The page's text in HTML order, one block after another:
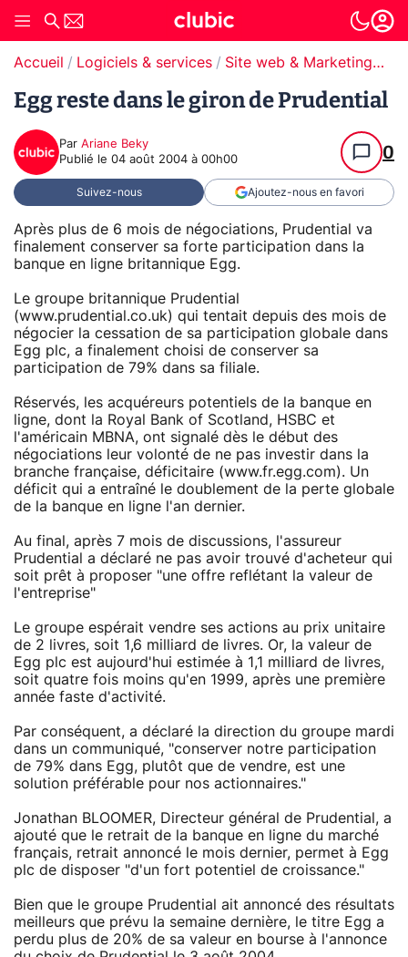
Accueil Logiciels & services Site web & Marketing Digital
Egg reste dans le giron de Prudential
Par Ariane Beky
Publié le 04 août 2004 à 00h00 0
Suivez-nous Ajoutez-nous en favori
Après plus de 6 mois de négociations, Prudential va
finalement conserver sa forte participation dans la
banque en ligne britannique Egg.
Le groupe britannique Prudential
(www.prudential.co.uk) qui tentait depuis des mois de
négocier la cessation de sa participation globale dans
Egg plc, a finalement choisi de conserver sa
participation de 79% dans sa filiale.
Réservés, les acquéreurs potentiels de la banque en
ligne, dont la Royal Bank of Scotland, HSBC et
l'américain MBNA, ont signalé dès le début des
négociations leur volonté de ne pas investir dans la
branche française, déficitaire (www.fr.egg.com). Un
déficit qui a entraîné le doublement de la perte globale
de la banque en ligne l'an dernier.
Au final, après 7 mois de discussions, l'assureur
Prudential a déclaré ne pas avoir trouvé d'acheteur qui
soit prêt à proposer "une offre reflétant la valeur de
l'entreprise"
Le groupe espérait vendre ses actions au prix unitaire
de 2 livres, soit 1,6 milliard de livres. Or, la valeur de
Egg plc est aujourd'hui estimée à 1,1 milliard de livres,
soit quatre fois moins qu'en 1999, après une première
année faste d'activité.
Par conséquent, a déclaré la direction du groupe mardi
dans un communiqué, "conserver notre participation
de 79% dans Egg, plutôt que de vendre, est une
solution préférable pour nos actionnaires."
Jonathan BLOOMER, Directeur général de Prudential, a
ajouté que le retrait de la banque en ligne du marché
français, retrait annoncé le mois dernier, permet à Egg
plc de disposer "d'un fort potentiel de croissance."
Bien que le groupe Prudential ait annoncé des résultats
meilleurs que prévu la semaine dernière, le titre Egg a
perdu plus de 20% de sa valeur en bourse à l'annonce